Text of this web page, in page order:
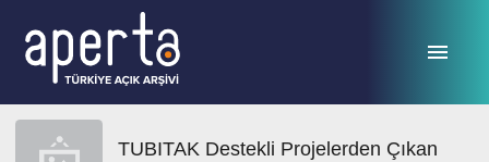
TUBITAK Destekli Projelerden Çıkan